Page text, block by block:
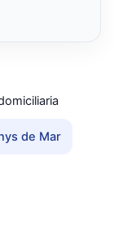
de Mar